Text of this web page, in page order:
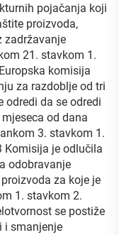
pojačanja koji
proizvoda,
zadržavanje
21. stavkom 1.
komisija
za razdoblje od tri
odredi da se odredi
od dana
3. stavkom 1.
Komisija je odlučila
odobravanje
za koje je
1. stavkom 2.
se postiže
i smanjenje